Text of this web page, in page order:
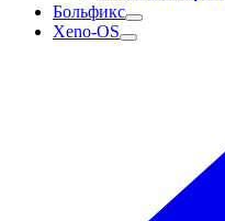
Больфикс
Xeno-OS